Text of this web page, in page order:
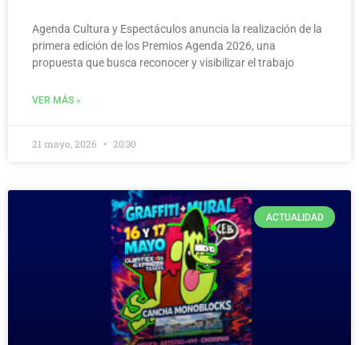
Agenda Cultura y Espectáculos anuncia la realización de la
primera edición de los Premios Agenda 2026, una
propuesta que busca reconocer y visibilizar el trabajo
VER MÁS »
21 mayo, 2026 20:30
ACTUALIDAD